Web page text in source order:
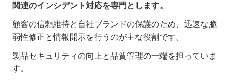
関連のインシデント対応を専門とします。
顧客の信頼維持と自社ブランドの保護のため、迅速な脆
弱性修正と情報開示を行うのが主な役割です。
製品セキュリティの向上と品質管理の一端を担っていま
す。